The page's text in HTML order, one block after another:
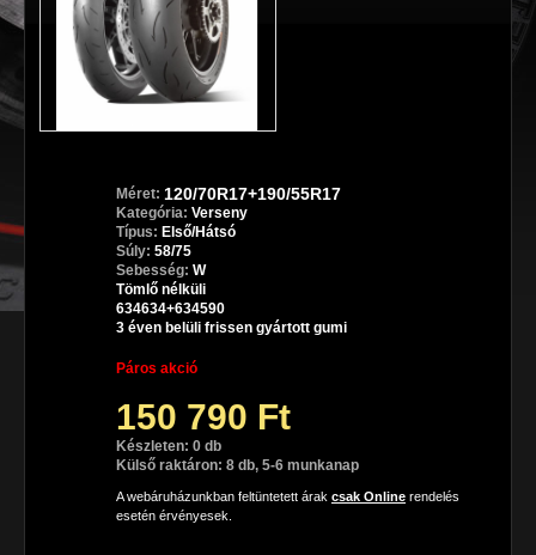
Méret: 120/70R17+190/55R17
Kategória: Verseny
Típus: Első/Hátsó
Súly: 58/75
Sebesség: W
Tömlő nélküli
634634+634590
3 éven belüli frissen gyártott gumi
Páros akció
150 790 Ft
Készleten: 0 db
Külső raktáron: 8 db, 5-6 munkanap
A webáruházunkban feltüntetett árak csak Online rendelés
esetén érvényesek.